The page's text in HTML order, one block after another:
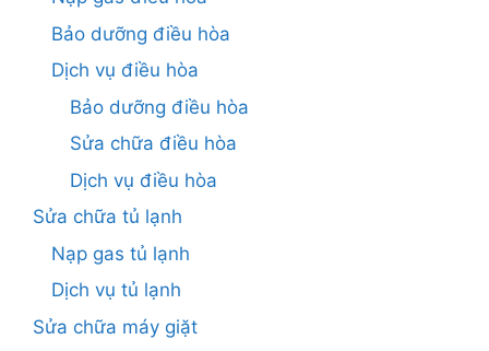
Bảo dưỡng điều hòa
Dịch vụ điều hòa
Bảo dưỡng điều hòa
Sửa chữa điều hòa
Dịch vụ điều hòa
Sửa chữa tủ lạnh
Nạp gas tủ lạnh
Dịch vụ tủ lạnh
Sửa chữa máy giặt